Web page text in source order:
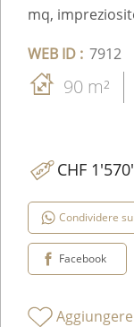
mq,
WEB ID : 7912
90 m²
CHF
Condividere
Facebook